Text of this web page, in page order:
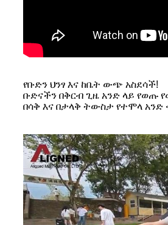
የቡድን ህንፃ እና ከቤት ውጭ አስደሳች!
ቡድናችን በቅርብ ጊዜ አንድ ላይ የወጡ
በሳቅ እና በታላቅ ትውስታ የተሞላ